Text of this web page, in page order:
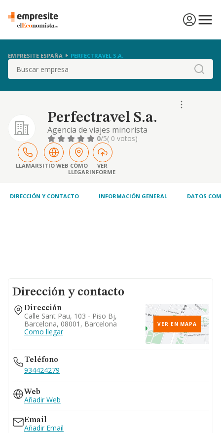
EMPRESITE ESPAÑA PERFECTRAVEL S.A.
Buscar
Perfectravel S.a.
Agencia de viajes minorista
0/5( 0 votos)
LLAMARSITIO WEB CÓMO
LLEGAR
VER
INFORME
DIRECCIÓN Y CONTACTO INFORMACIÓN GENERAL DATOS
Dirección y contacto
Dirección
Calle Sant Pau, 103 - Piso Bj,
Barcelona, 08001, Barcelona
Como llegar
VER EN MAPA
Teléfono
934424279
Web
Añadir Web
Email
Añadir Email